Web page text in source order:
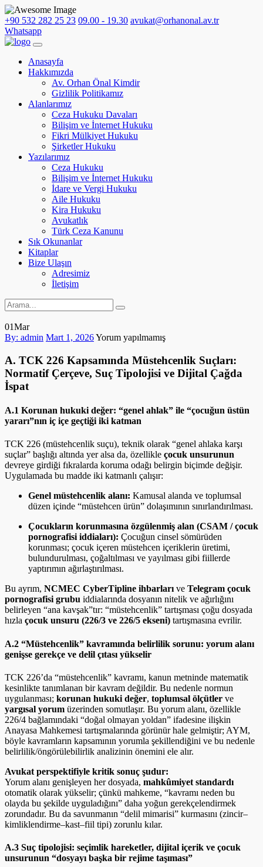
+90 532 282 25 23 09.00 - 19.30 avukat@orhanonal.av.tr
Whatsapp
Anasayfa
Hakkımızda
Av. Orhan Önal Kimdir
Gizlilik Politikamız
Alanlarımız
Ceza Hukuku Davaları
Bilişim ve İnternet Hukuku
Fikri Mülkiyet Hukuku
Şirketler Hukuku
Yazılarımız
Ceza Hukuku
Bilişim ve İnternet Hukuku
İdare ve Vergi Hukuku
Aile Hukuku
Kira Hukuku
Avukatlık
Türk Ceza Kanunu
Sık Okunanlar
Kitaplar
Bize Ulaşın
Adresimiz
İletişim
01Mar
By: admin Mart 1, 2026Yorum yapılmamış
A. TCK 226 Kapsamında Müstehcenlik Suçları:
Normatif Çerçeve, Suç Tipolojisi ve Dijital Çağda
İspat
A.1 Korunan hukuki değer: “genel ahlak” ile “çocuğun üstün
yararı”nın iç içe geçtiği iki katman
TCK 226 (müstehcenlik suçu), teknik olarak “genel ahlaka karşı
suçlar” başlığı altında yer alsa da, özellikle çocuk unsurunun
devreye girdiği fıkralarda koruma odağı belirgin biçimde değişir.
Uygulamada bu madde iki katmanlı çalışır:
Genel müstehcenlik alanı: Kamusal alanda ve toplumsal
düzen içinde “müstehcen ürün” dolaşımının sınırlandırılması.
Çocukların korunmasına özgülenmiş alan (CSAM / çocuk
pornografisi iddiaları): Çocuğun cinsel sömürüden
korunması; çocuk içeren müstehcen içeriklerin üretimi,
bulundurulması, çoğaltılması ve yayılması gibi fiillerde
yaptırımın ağırlaştırılması.
Bu ayrım, NCMEC CyberTipline ihbarları ve Telegram çocuk
pornografisi grubu iddialarında dosyanın nitelik ve ağırlığını
belirleyen “ana kavşak”tır: “müstehcenlik” tartışması çoğu dosyada
hızla çocuk unsuru (226/3 ve 226/5 ekseni) tartışmasına evrilir.
A.2 “Müstehcenlik” kavramında belirlilik sorunu: yorum alanı
genişse gerekçe ve delil çıtası yükselir
TCK 226’da “müstehcenlik” kavramı, kanun metninde matematik
kesinlikte tanımlanan bir kavram değildir. Bu nedenle normun
uygulanması; korunan hukuki değer, toplumsal ölçütler ve
yargısal yorum üzerinden somutlaşır. Bu yorum alanı, özellikle
226/4 bağlamındaki “doğal olmayan yoldan” ifadesine ilişkin
Anayasa Mahkemesi tartışmalarında görünür hale gelmiştir; AYM,
böyle kavramların kapsamının yorumla şekillendiğini ve bu nedenle
belirlilik/öngörülebilirlik analizinin önemini ele alır.
Avukat perspektifiyle kritik sonuç şudur:
Yorum alanı genişleyen her dosyada, mahkûmiyet standardı
otomatik olarak yükselir; çünkü mahkeme, “kavramı neden bu
olayda bu şekilde uyguladığını” daha yoğun gerekçelendirmek
zorundadır. Bu da savunmanın “delil mimarisi” kurmasını (zincir–
kimliklendirme–kast–fiil tipi) zorunlu kılar.
A.3 Suç tipolojisi: seçimlik hareketler, dijital içerik ve çocuk
unsurunun “dosyayı başka bir rejime taşıması”